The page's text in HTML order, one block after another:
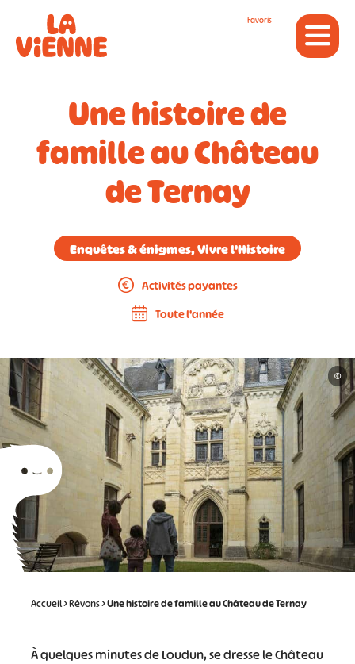
Favoris
Une histoire de
famille au Château
de Ternay
Enquêtes & énigmes, Vivre l'Histoire
Activités payantes
Toute l'année
©
Accueil>Rêvons>Une histoire de famille au Château de Ternay
À quelques minutes de Loudun, se dresse le Château